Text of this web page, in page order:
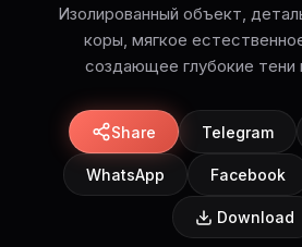
Изолированный объект,
коры, мягкое
создающее глубокие тени
Share Telegram
WhatsApp Facebook
Download